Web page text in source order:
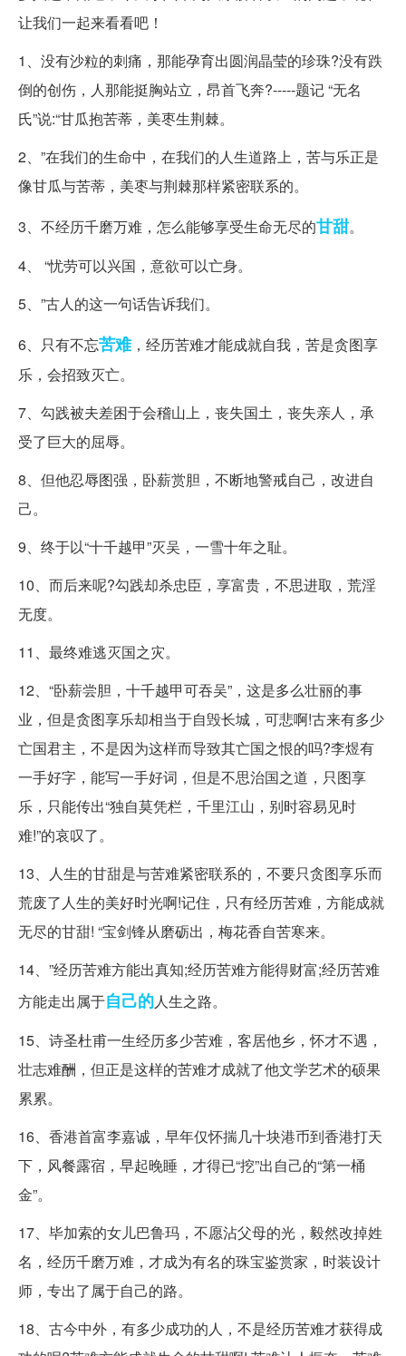
让我们一起来看看吧！
1、没有沙粒的刺痛，那能孕育出圆润晶莹的珍珠?没有跌
倒的创伤，人那能挺胸站立，昂首飞奔?-----题记 “无名
氏”说:“甘瓜抱苦蒂，美枣生荆棘。
2、”在我们的生命中，在我们的人生道路上，苦与乐正是
像甘瓜与苦蒂，美枣与荆棘那样紧密联系的。
3、不经历千磨万难，怎么能够享受生命无尽的甘甜。
4、 “忧劳可以兴国，意欲可以亡身。
5、”古人的这一句话告诉我们。
6、只有不忘苦难，经历苦难才能成就自我，苦是贪图享
乐，会招致灭亡。
7、勾践被夫差困于会稽山上，丧失国土，丧失亲人，承
受了巨大的屈辱。
8、但他忍辱图强，卧薪赏胆，不断地警戒自己，改进自
己。
9、终于以“十千越甲”灭吴，一雪十年之耻。
10、而后来呢?勾践却杀忠臣，享富贵，不思进取，荒淫
无度。
11、最终难逃灭国之灾。
12、“卧薪尝胆，十千越甲可吞吴”，这是多么壮丽的事
业，但是贪图享乐却相当于自毁长城，可悲啊!古来有多少
亡国君主，不是因为这样而导致其亡国之恨的吗?李煜有
一手好字，能写一手好词，但是不思治国之道，只图享
乐，只能传出“独自莫凭栏，千里江山，别时容易见时
难!”的哀叹了。
13、人生的甘甜是与苦难紧密联系的，不要只贪图享乐而
荒废了人生的美好时光啊!记住，只有经历苦难，方能成就
无尽的甘甜! “宝剑锋从磨砺出，梅花香自苦寒来。
14、”经历苦难方能出真知;经历苦难方能得财富;经历苦难
方能走出属于自己的人生之路。
15、诗圣杜甫一生经历多少苦难，客居他乡，怀才不遇，
壮志难酬，但正是这样的苦难才成就了他文学艺术的硕果
累累。
16、香港首富李嘉诚，早年仅怀揣几十块港币到香港打天
下，风餐露宿，早起晚睡，才得已“挖”出自己的“第一桶
金”。
17、毕加索的女儿巴鲁玛，不愿沾父母的光，毅然改掉姓
名，经历千磨万难，才成为有名的珠宝鉴赏家，时装设计
师，专出了属于自己的路。
18、古今中外，有多少成功的人，不是经历苦难才获得成